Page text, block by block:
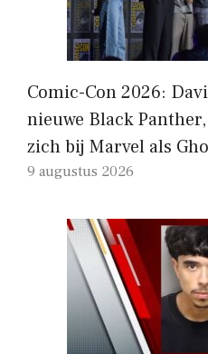
Comic-Con 2026:
nieuwe Black
zich bij Marvel als
9 augustus 2026